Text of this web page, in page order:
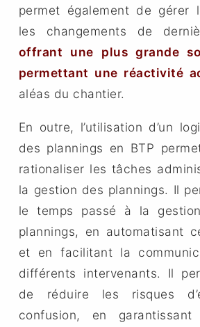
permet également de gérer
les changements de
offrant une plus grande
permettant une réactivité
aléas du chantier.
En outre, l’utilisation d’un
des plannings en BTP
rationaliser les tâches
la gestion des plannings. Il
le temps passé à la
plannings, en automatisant
et en facilitant la
différents intervenants. Il
de réduire les risques
confusion, en